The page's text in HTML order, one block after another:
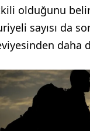
olduğunu
sayısı da
daha